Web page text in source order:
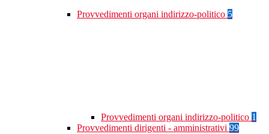
Provvedimenti organi indirizzo-politico 5
Provvedimenti organi indirizzo-politico 1
Provvedimenti dirigenti - amministrativi 99